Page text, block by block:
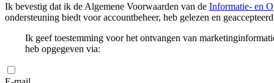
Ik bevestig dat ik de Algemene Voorwaarden van de Informatie- en
ondersteuning biedt voor accountbeheer, heb gelezen en
Ik geef toestemming voor het ontvangen van
heb opgegeven via: